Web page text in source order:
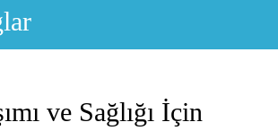
ve Sağlığı İçin